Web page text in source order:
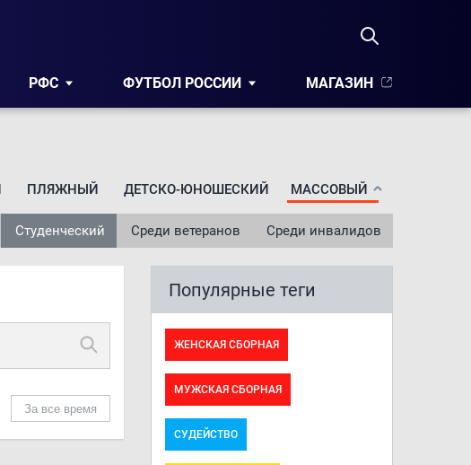
РФС ФУТБОЛ РОССИИ МАГАЗИН
ПЛЯЖНЫЙ ДЕТСКО-ЮНОШЕСКИЙ МАССОВЫЙ
Среди инвалидов
Среди ветеранов
Студенческий
За все время
Популярные теги
ЖЕНСКАЯ СБОРНАЯ
МУЖСКАЯ СБОРНАЯ
СУДЕЙСТВО